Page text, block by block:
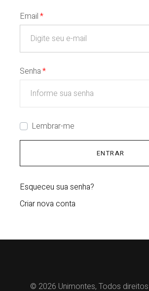
Email
Senha
Lembrar-me
ENTRAR
Esqueceu sua senha?
Criar nova conta
© 2026 Unimontes, Todos